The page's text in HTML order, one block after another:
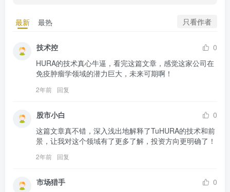
最新 最热 只看作者
技术控
0
HURA的技术真心牛逼，看完这篇文章，感觉这家公司在
免疫肿瘤学领域的潜力巨大，未来可期啊！
2年前 回复
股市小白
0
这篇文章真不错，深入浅出地解释了TuHURA的技术和前
景，让我对这个领域有了更多了解，投资方向更明确了！
2年前 回复
市场猎手
0